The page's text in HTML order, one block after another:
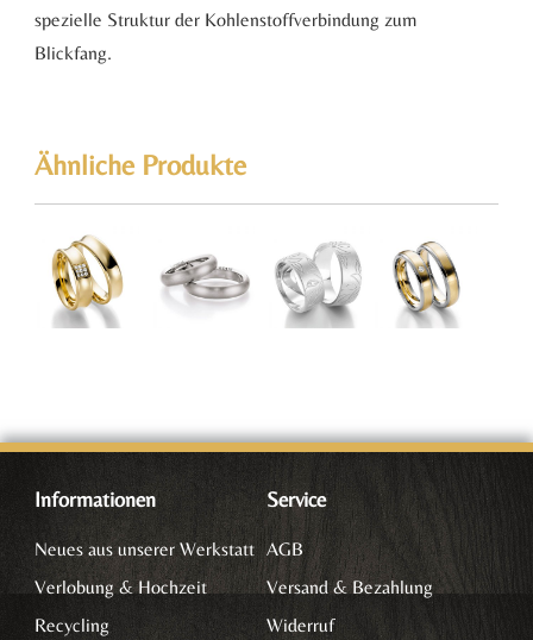
spezielle Struktur der Kohlenstoffverbindung zum
Blickfang.
Ähnliche Produkte
Informationen
Neues aus unserer Werkstatt
Verlobung & Hochzeit
Recycling
Service
AGB
Versand & Bezahlung
Widerruf